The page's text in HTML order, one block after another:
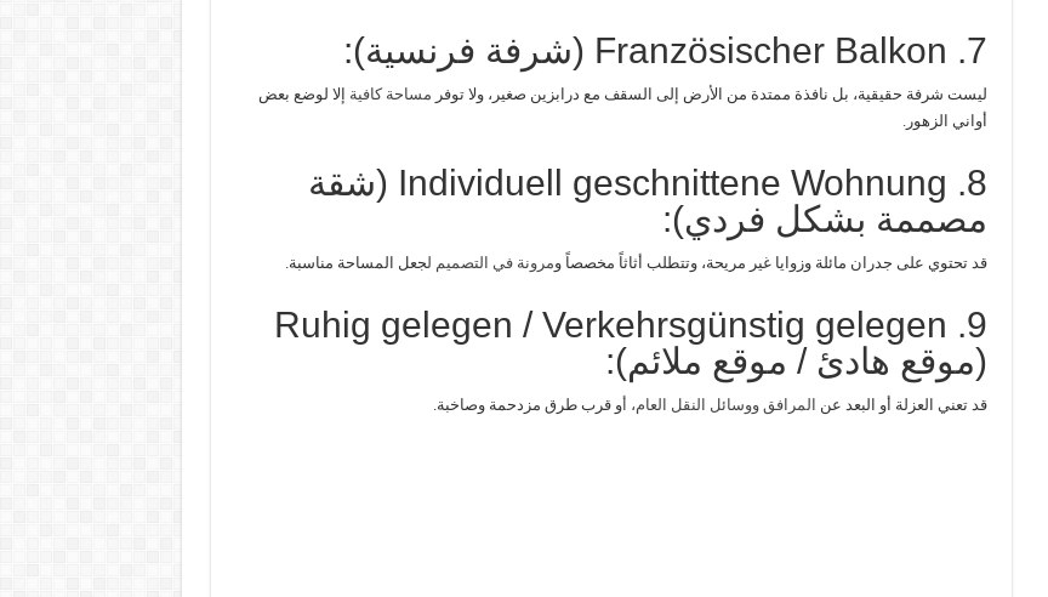
7. Französischer Balkon (شرفة فرنسية):
ليست شرفة حقيقية، بل نافذة ممتدة من الأرض إلى السقف مع درابزين صغير، ولا توفر مساحة كافية إلا لوضع بعض
أواني الزهور.
8. Individuell geschnittene Wohnung (شقة
مصممة بشكل فردي):
قد تحتوي على جدران مائلة وزوايا غير مريحة، وتتطلب أثاثاً مخصصاً ومرونة في التصميم لجعل المساحة مناسبة.
9. Ruhig gelegen / Verkehrsgünstig gelegen
(موقع هادئ / موقع ملائم):
قد تعني العزلة أو البعد عن المرافق ووسائل النقل العام، أو قرب طرق مزدحمة وصاخبة.